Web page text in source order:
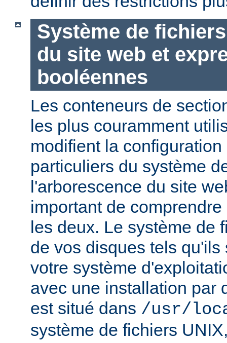
Système de
du site web et
booléennes
Les conteneurs de
les plus couramment
modifient la
particuliers du système
l'arborescence du site
important de
les deux. Le système de
de vos disques tels qu'ils
votre système
avec une installation par
est situé dans /usr/
système de fichiers